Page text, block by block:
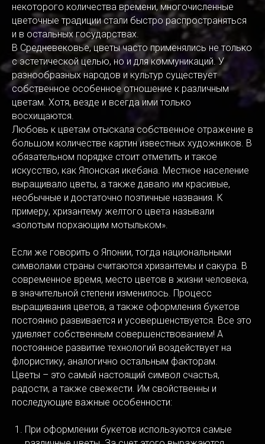
некоторого количества времени, многочисленные
цветочные традиции стали быстро распространяться
и в остальных государствах.
В Средневековье, цветы часто применялись не только
с эстетической целью, но и для коммуникаций. У
разнообразных народов и культур существует
собственное особенное отношение к различным
цветам. Хотя, везде и всегда ими только
восхищаются.
Любовь к цветам отыскала собственное отражение в
большом количестве картин известных художников. В
обязательном порядке стоит отметить и такое
искусство, как Японская икебана. Местное население
выращивало цветы, а также давало им красивые,
необычные и достаточно поэтичные названия. К
примеру, хризантему желтого цвета называли
«золотым порхающим мотыльком».
Если же говорить о Японии, тогда национальными
символами страны считаются хризантемы и сакура. В
современное время, место цветов в жизни человека,
в значительной степени изменилось. Процесс
выращивания цветов, а также оформления букетов
постоянно развивается и усовершенствуется. Все это
удивляет собственным совершенствованием! А
постоянное развитие технологий воздействует на
флористику, аналогично остальным факторам.
Цветы – это самый настоящий символ счастья,
радости, а также свежести. Им свойственны и
последующие важные особенности:
При оформлении букетов используются самые